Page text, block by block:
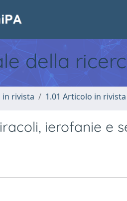
della
in rivista 1.01 Articolo in rivista
ierofanie e